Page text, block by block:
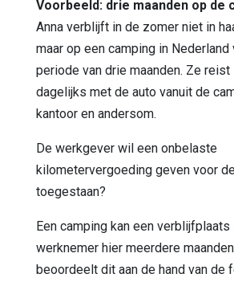
Voorbeeld: drie maanden op de
Anna verblijft in de zomer niet in
maar op een camping in Nederland
periode van drie maanden. Ze
dagelijks met de auto vanuit de
kantoor en andersom.
De werkgever wil een onbelaste
kilometervergoeding geven voor
toegestaan?
Een camping kan een
werknemer hier meerdere
beoordeelt dit aan de hand van de